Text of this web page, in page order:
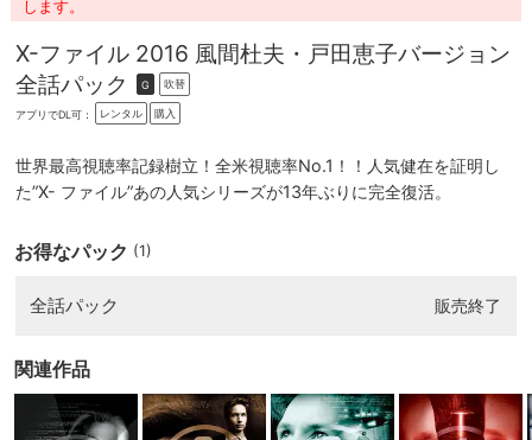
します。
X-ファイル 2016 風間杜夫・戸田恵子バージョン
全話パック
G 吹替
アプリでDL可： レンタル 購入
世界最高視聴率記録樹立！全米視聴率No.1！！人気健在を証明し
た”X- ファイル”あの人気シリーズが13年ぶりに完全復活。
お得なパック (1)
全話パック 販売終了
関連作品